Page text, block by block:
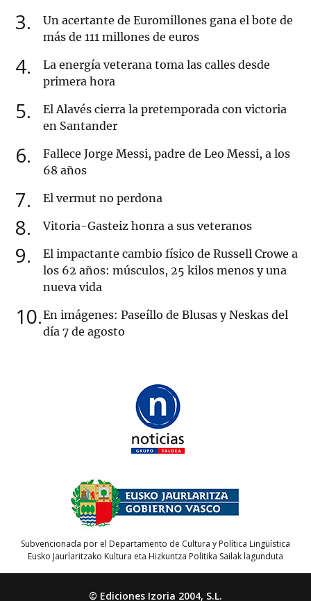
3
Un acertante de Euromillones gana el bote de
más de 111 millones de euros
4
La energía veterana toma las calles desde
primera hora
5
El Alavés cierra la pretemporada con victoria
en Santander
6
Fallece Jorge Messi, padre de Leo Messi, a los
68 años
7 El vermut no perdona
8 Vitoria-Gasteiz honra a sus veteranos
9
El impactante cambio físico de Russell Crowe a
los 62 años: músculos, 25 kilos menos y una
nueva vida
10 En imágenes: Paseíllo de Blusas y Neskas del
día 7 de agosto
Subvencionada por el Departamento de Cultura y Política Lingüística
Eusko Jaurlaritzako Kultura eta Hizkuntza Politika Sailak lagunduta
© Ediciones Izoria 2004, S.L.